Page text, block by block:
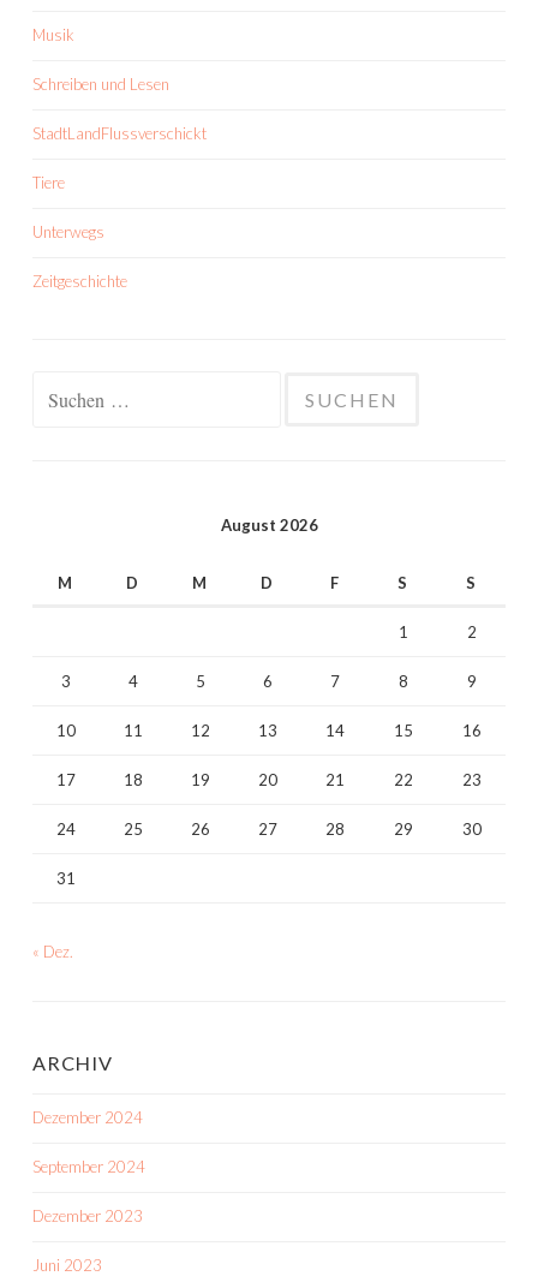
Musik
Schreiben und Lesen
StadtLandFlussverschickt
Tiere
Unterwegs
Zeitgeschichte
August 2026
M D M D F S S
1 2
3 4 5 6 7 8 9
10 11 12 13 14 15 16
17 18 19 20 21 22 23
24 25 26 27 28 29 30
31
« Dez.
ARCHIV
Dezember 2024
September 2024
Dezember 2023
Juni 2023